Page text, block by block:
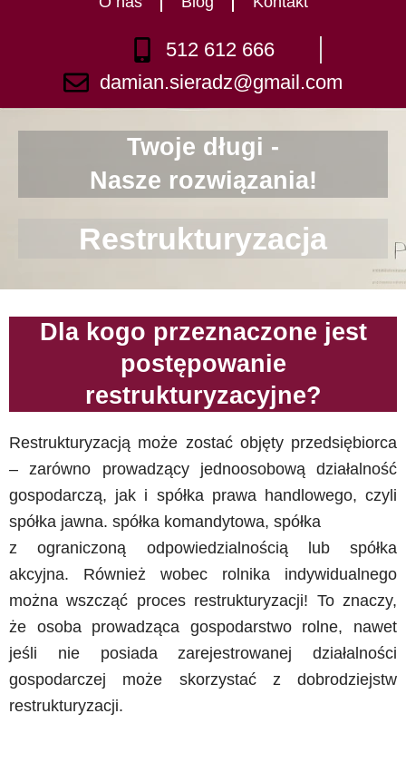
512 612 666
damian.sieradz@gmail.com
Twoje długi -
Nasze rozwiązania!
Restrukturyzacja
Dla kogo przeznaczone jest
postępowanie
restrukturyzacyjne?
Restrukturyzacją może zostać objęty przedsiębiorca
– zarówno prowadzący jednoosobową działalność
gospodarczą, jak i spółka prawa handlowego, czyli
spółka jawna. spółka komandytowa, spółka
z ograniczoną odpowiedzialnością lub spółka
akcyjna. Również wobec rolnika indywidualnego
można wszcząć proces restrukturyzacji! To znaczy,
że osoba prowadząca gospodarstwo rolne, nawet
jeśli nie posiada zarejestrowanej działalności
gospodarczej może skorzystać z dobrodziejstw
restrukturyzacji.